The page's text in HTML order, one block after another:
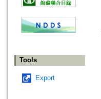
Tools
Export